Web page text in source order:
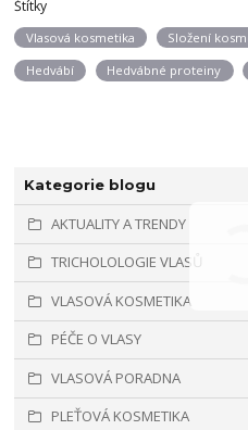
Kategorie blogu
AKTUALITY A TRENDY
TRICHOLOLOGIE VLASŮ
VLASOVÁ KOSMETIKA
PÉČE O VLASY
VLASOVÁ PORADNA
PLEŤOVÁ KOSMETIKA
Štítky
Vlasová kosmetika Složení
Hedvábí Hedvábné proteiny